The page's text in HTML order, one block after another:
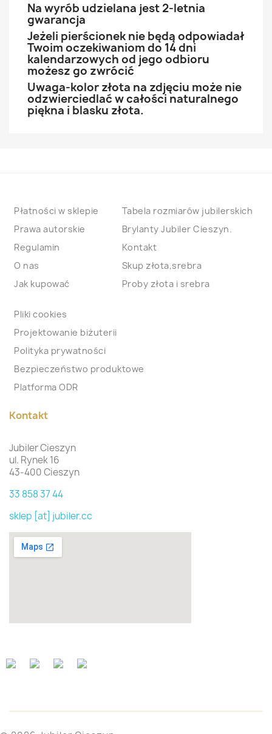
Na wyrób udzielana jest 2-letnia
gwarancja
Jeżeli pierścionek nie będą odpowiadał
Twoim oczekiwaniom do 14 dni
kalendarzowych od jego odbioru
możesz go zwrócić
Uwaga-kolor złota na zdjęciu może nie
odzwierciedlać w całości naturalnego
piękna i blasku złota.
Płatności w sklepie
Prawa autorskie
Regulamin
O nas
Jak kupować
Tabela rozmiarów jubilerskich
Brylanty Jubiler Cieszyn.
Kontakt
Skup złota,srebra
Proby złota i srebra
Pliki cookies
Projektowanie biżuterii
Polityka prywatności
Bezpieczeństwo produktowe
Platforma ODR
Kontakt
Jubiler Cieszyn
ul. Rynek 16
43-400 Cieszyn
33 858 37 44
sklep [at] jubiler.cc